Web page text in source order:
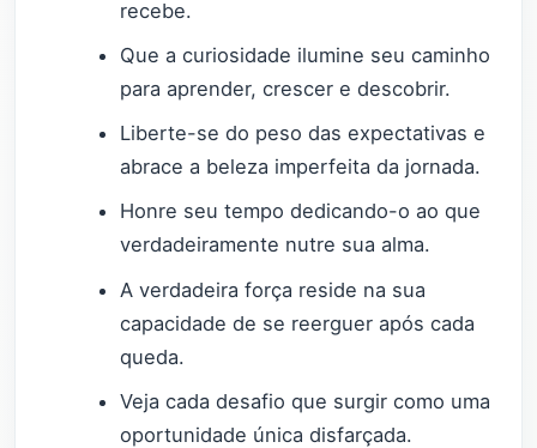
recebe.
Que a curiosidade ilumine seu caminho
para aprender, crescer e descobrir.
Liberte-se do peso das expectativas e
abrace a beleza imperfeita da jornada.
Honre seu tempo dedicando-o ao que
verdadeiramente nutre sua alma.
A verdadeira força reside na sua
capacidade de se reerguer após cada
queda.
Veja cada desafio que surgir como uma
oportunidade única disfarçada.